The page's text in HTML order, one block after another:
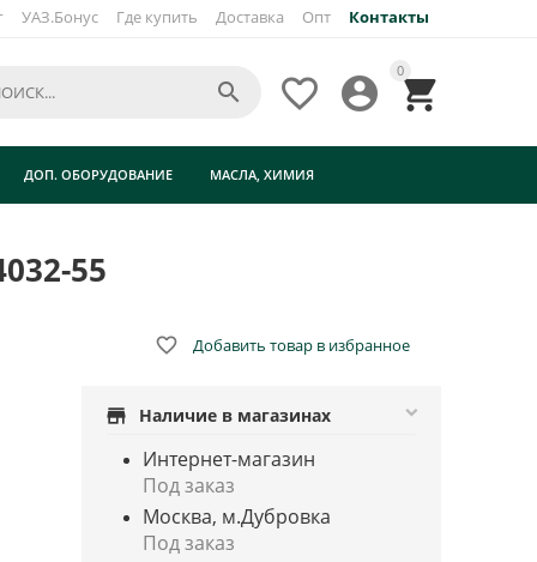
УАЗ.Бонус Где купить Доставка Опт Контакты
0




ДОП. ОБОРУДОВАНИЕ МАСЛА, ХИМИЯ
55
 Добавить товар в избранное
store Наличие в магазинах
Интернет-магазин
Под заказ
Москва, м.Дубровка
Под заказ